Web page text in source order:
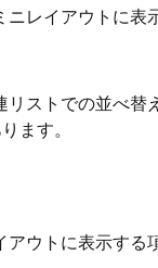
レイアウトに表
ストでの並べ替
ます。
ウトに表示する